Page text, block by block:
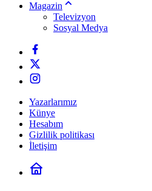
Magazin
Televizyon
Sosyal Medya
Yazarlarımız
Künye
Hesabım
Gizlilik politikası
İletişim